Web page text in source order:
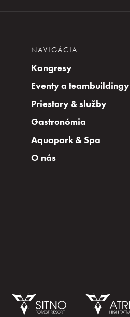
NAVIGÁCIA
Kongresy
Eventy a teambuildingy
Priestory & služby
Gastronómia
Aquapark & Spa
O nás